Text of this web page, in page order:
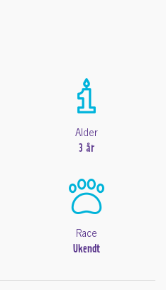
Alder
3 år
Race
Ukendt